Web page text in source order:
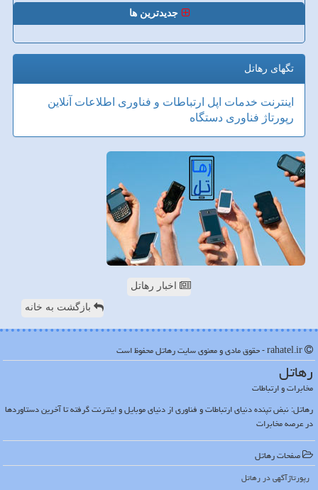
جدیدترین ها
تگهای رهاتل
اینترنت خدمات اپل ارتباطات و فناوری اطلاعات آنلاین
رپورتاژ فناوری دستگاه
اخبار رهاتل
بازگشت به خانه
رهاتل
مخابرات و ارتباطات
رهاتل: نبض تپنده دنیای ارتباطات و فناوری از دنیای موبایل و اینترنت گرفته تا آخرین دستاوردها
در عرصه مخابرات
صفحات رهاتل
رپورتاژآگهی در رهاتل